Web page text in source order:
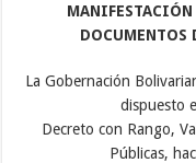
MANIFESTACIÓN
DOCUMENTOS
La Gobernación
dispuesto
Decreto con Rango,
Públicas,